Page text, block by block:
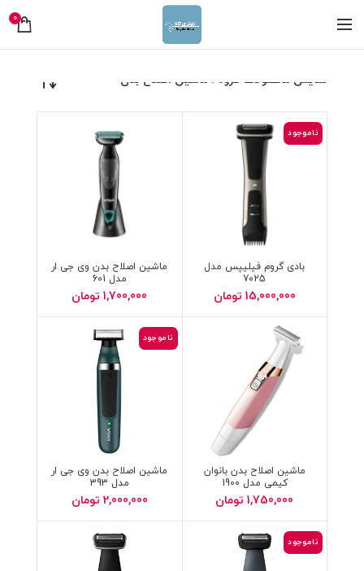
0
نمایش محصولات گروه : ماشین اصلاح بدن
ناموجود
بادی گروم فیلیپس مدل
7025
15,000,000 تومان
ماشین اصلاح بدن وی جی ار
مدل 601
1,700,000 تومان
ماشین اصلاح بدن بانوان
کیمی مدل 1900
1,750,000 تومان
ناموجود
ماشین اصلاح بدن وی جی ار
مدل 393
2,000,000 تومان
ناموجود